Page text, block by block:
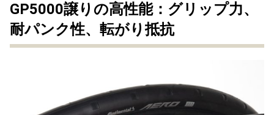
GP5000譲りの高性能：グリップ力、
耐パンク性、転がり抵抗